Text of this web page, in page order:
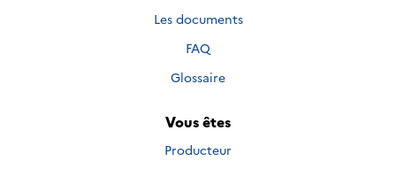
Les documents
FAQ
Glossaire
Vous êtes
Producteur